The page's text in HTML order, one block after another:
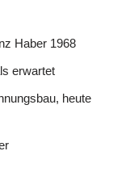
Haber 1968
erwartet
heute